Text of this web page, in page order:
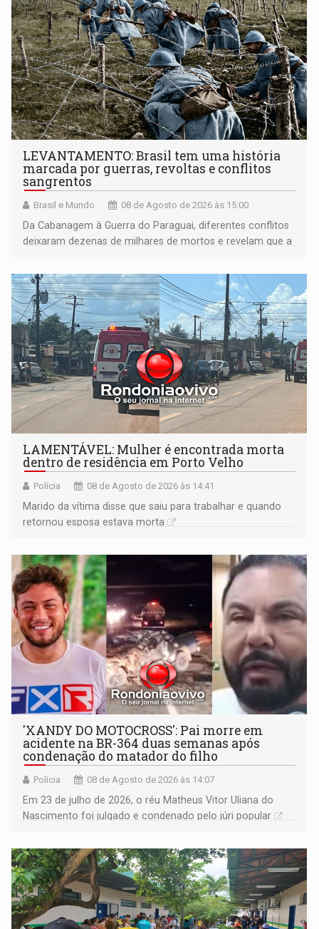
LEVANTAMENTO: Brasil tem uma história
marcada por guerras, revoltas e conflitos
sangrentos
Brasil e Mundo 08 de Agosto de 2026 às 15:00
Da Cabanagem à Guerra do Paraguai, diferentes conflitos
deixaram dezenas de milhares de mortos e revelam que a
territoriais e sociais
LAMENTÁVEL: Mulher é encontrada morta
dentro de residência em Porto Velho
Polícia 08 de Agosto de 2026 às 14:41
Marido da vítima disse que saiu para trabalhar e quando
retornou esposa estava morta
'XANDY DO MOTOCROSS': Pai morre em
acidente na BR-364 duas semanas após
condenação do matador do filho
Polícia 08 de Agosto de 2026 às 14:07
Em 23 de julho de 2026, o réu Matheus Vitor Uliana do
Nascimento foi julgado e condenado pelo júri popular